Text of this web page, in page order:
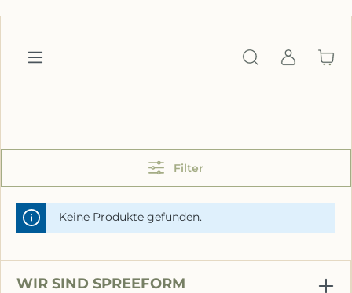
springen
Filter
Keine Produkte gefunden.
WIR SIND SPREEFORM